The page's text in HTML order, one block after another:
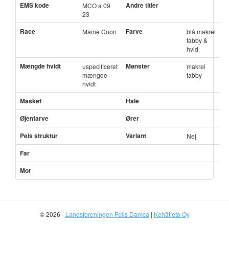
EMS kode
MCO a 09
23
Andre titler
Race Maine Coon Farve
blå makrel
tabby &
hvid
Mængde hvidt
uspecificeret
mængde
hvidt
Mønster
makrel
tabby
Masket
Hale
Øjenfarve
Ører
Pels struktur
Variant Nej
Far
Mor
© 2026 - Landsforeningen Felis Danica | Kehätieto Oy